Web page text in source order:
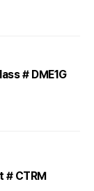
# DME1G
# CTRM